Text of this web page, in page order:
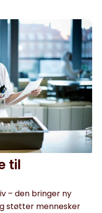
til
– den bringer ny
støtter mennesker